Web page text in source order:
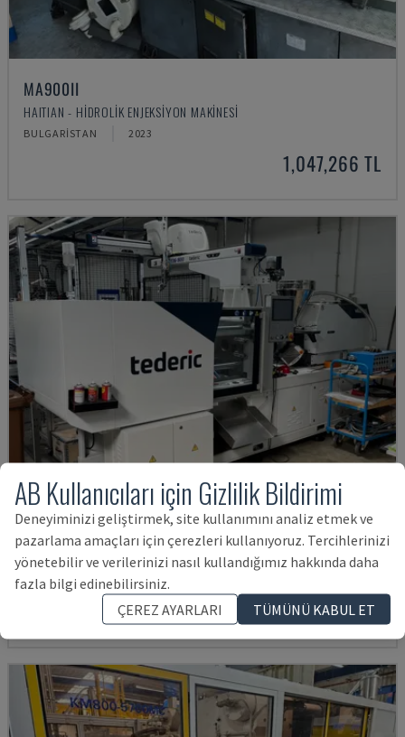
MA900ІІ
HAITIAN - HIDROLIK ENJEKSIYON MAKINESI
BULGARISTAN 2023
1,047,266 TL
NEO.E55/E110H
TEDERIC - HIDROLIK ENJEKSIYON MAKINESI
ALMANYA 2023 260 SAAT
3,417,395 TL
AB Kullanıcıları için Gizlilik Bildirimi
Deneyiminizi geliştirmek, site kullanımını analiz etmek ve
pazarlama amaçları için çerezleri kullanıyoruz. Tercihlerinizi
yönetebilir ve verilerinizi nasıl kullandığımız hakkında daha
fazla bilgi edinebilirsiniz.
ÇEREZ AYARLARI
TÜMÜNÜ KABUL ET